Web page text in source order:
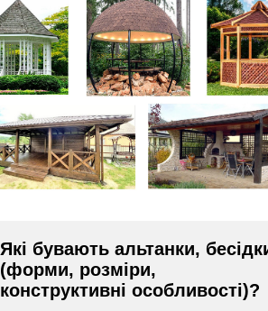
Які бувають альтанки,
(форми, розміри,
конструктивні особливості)?